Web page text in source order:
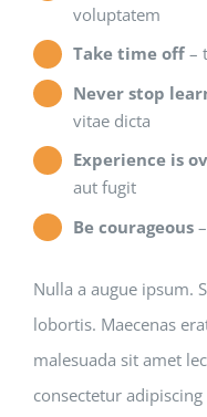
voluptatem
Take time off –
Never stop
vitae dicta
Experience is
aut fugit
Be courageous
Nulla a augue ipsum.
lobortis. Maecenas
malesuada sit amet
consectetur